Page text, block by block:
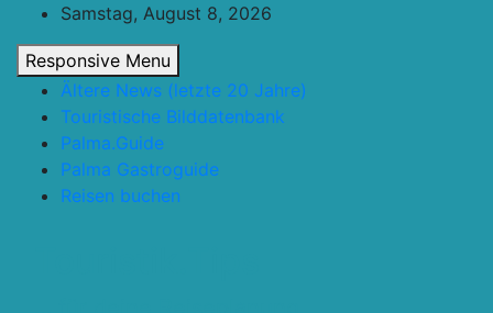
content
Samstag, August 8, 2026
Responsive Menu
Ältere News (letzte 20 Jahre)
Touristische Bilddatenbank
Palma.Guide
Palma Gastroguide
Reisen buchen